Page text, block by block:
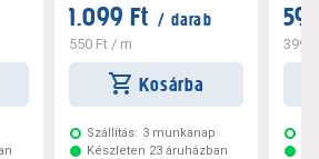
1.099 Ft / darab
550 Ft/ m
Kosárba
Szállítás: 3 munkanap
Készleten 23 áruházban
399